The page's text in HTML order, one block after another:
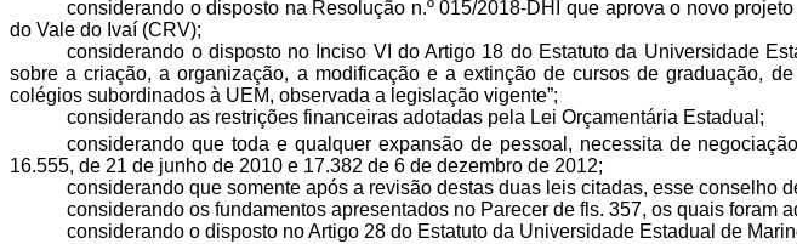
considerando o disposto na Resolução n.º 015/2018-DHI que aprova o novo
do Vale do Ivaí (CRV);
considerando o disposto no Inciso VI do Artigo 18 do Estatuto da Universidade
sobre a criação, a organização, a modificação e a extinção de cursos de graduação,
colégios subordinados à UEM, observada a legislação vigente”;
considerando as restrições financeiras adotadas pela Lei Orçamentária Estadual;
considerando que toda e qualquer expansão de pessoal, necessita de
16.555, de 21 de junho de 2010 e 17.382 de 6 de dezembro de 2012;
considerando que somente após a revisão destas duas leis citadas, esse conselho
considerando os fundamentos apresentados no Parecer de fls. 357, os quais foram
considerando o disposto no Artigo 28 do Estatuto da Universidade Estadual de